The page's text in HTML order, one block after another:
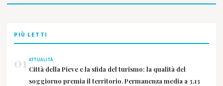
PIÙ LETTI
01 ATTUALITÀ
Città della Pieve e la sfida del turismo: la qualità del
soggiorno premia il territorio. Permanenza media a 3,13